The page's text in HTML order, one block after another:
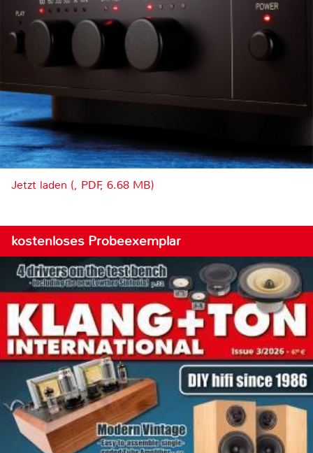
Jetzt laden (, PDF, 6.68 MB)
kostenloses Probeexemplar